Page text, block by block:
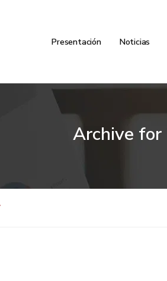
Presentación Noticias
Archive for